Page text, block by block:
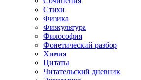
Стихи
Физика
Физкультура
Философия
Фонетический разбор
Химия
Цитаты
Читательский дневник